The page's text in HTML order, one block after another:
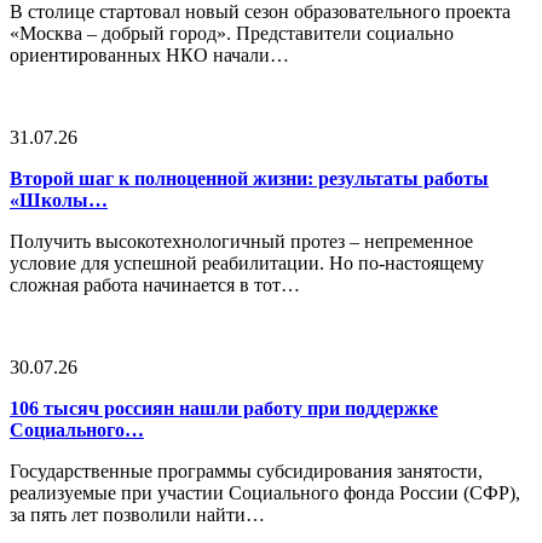
В столице стартовал новый сезон образовательного проекта
«Москва – добрый город». Представители социально
ориентированных НКО начали…
31.07.26
Второй шаг к полноценной жизни: результаты работы
«Школы…
Получить высокотехнологичный протез – непременное
условие для успешной реабилитации. Но по-настоящему
сложная работа начинается в тот…
30.07.26
106 тысяч россиян нашли работу при поддержке
Социального…
Государственные программы субсидирования занятости,
реализуемые при участии Социального фонда России (СФР),
за пять лет позволили найти…